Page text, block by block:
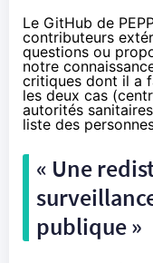
Le GitHub de
contributeurs
questions ou
notre
critiques dont il a
les deux cas
autorités
liste des
« Une
publique »